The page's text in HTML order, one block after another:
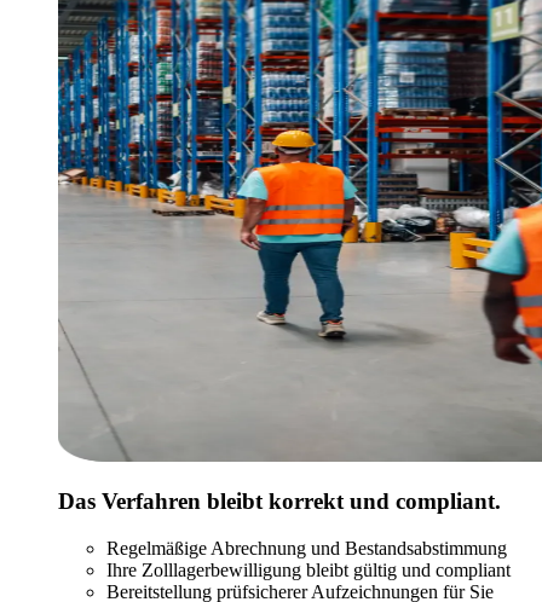
Das Verfahren bleibt korrekt und compliant.
Regelmäßige Abrechnung und Bestandsabstimmung
Ihre Zolllagerbewilligung bleibt gültig und compliant
Bereitstellung prüfsicherer Aufzeichnungen für Sie